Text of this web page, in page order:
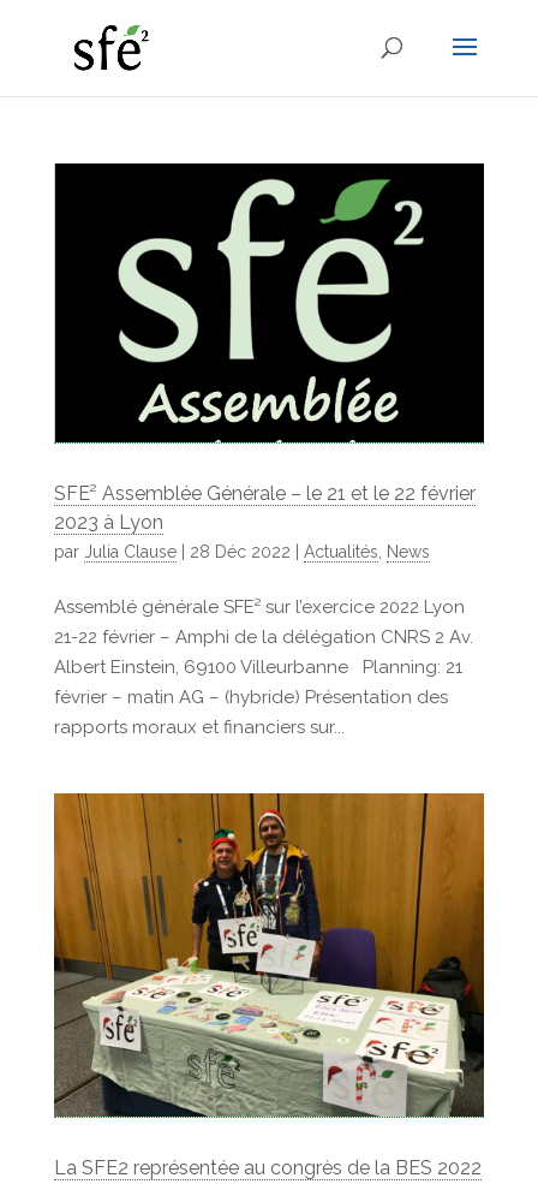
SFE² Assemblée Générale – le 21 et le 22 février
2023 à Lyon
par Julia Clause| 28 Déc 2022 Actualités News
Assemblé générale SFE² sur l’exercice 2022 Lyon
21-22 février – Amphi de la délégation CNRS 2 Av.
Albert Einstein, 69100 Villeurbanne Planning: 21
février – matin AG – (hybride) Présentation des
rapports moraux et financiers sur...
La SFE2 représentée au congrès de la BES 2022